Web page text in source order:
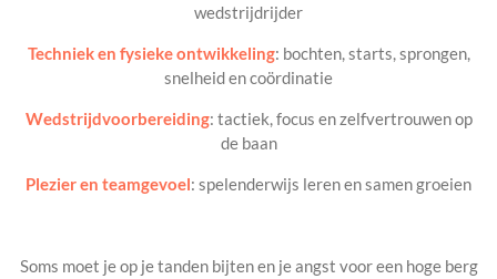
wedstrijdrijder
Techniek en fysieke ontwikkeling: bochten, starts, sprongen,
snelheid en coördinatie
Wedstrijdvoorbereiding: tactiek, focus en zelfvertrouwen op
de baan
Plezier en teamgevoel: spelenderwijs leren en samen groeien
Soms moet je op je tanden bijten en je angst voor een hoge berg